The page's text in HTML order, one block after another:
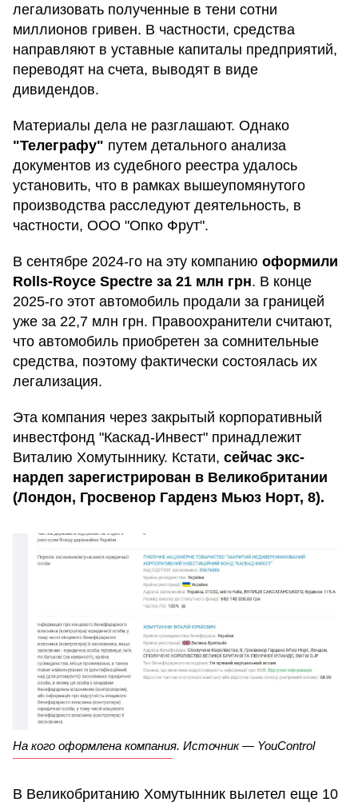
легализовать полученные в тени сотни
миллионов гривен. В частности, средства
направляют в уставные капиталы предприятий,
переводят на счета, выводят в виде
дивидендов.
Материалы дела не разглашают. Однако
"Телеграфу" путем детального анализа
документов из судебного реестра удалось
установить, что в рамках вышеупомянутого
производства расследуют деятельность, в
частности, ООО "Опко Фрут".
В сентябре 2024-го на эту компанию оформили
Rolls-Royce Spectre за 21 млн грн. В конце
2025-го этот автомобиль продали за границей
уже за 22,7 млн грн. Правоохранители считают,
что автомобиль приобретен за сомнительные
средства, поэтому фактически состоялась их
легализация.
Эта компания через закрытый корпоративный
инвестфонд "Каскад-Инвест" принадлежит
Виталию Хомутыннику. Кстати, сейчас экс-
нардеп зарегистрирован в Великобритании
(Лондон, Гросвенор Гарденз Мьюз Норт, 8).
На кого оформлена компания. Источник — YouControl
В Великобританию Хомутынник вылетел еще 10